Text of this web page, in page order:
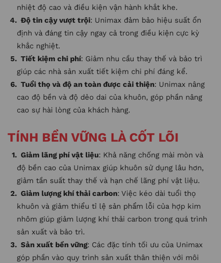
nhiệt độ cao và điều kiện vận hành khắt khe.
Độ tin cậy vượt trội: Unimax đảm bảo hiệu suất ổn
định và đáng tin cậy ngay cả trong điều kiện cực kỳ
khắc nghiệt.
Tiết kiệm chi phí: Giảm nhu cầu thay thế và bảo trì
giúp các nhà sản xuất tiết kiệm chi phí đáng kể.
Tuổi thọ và độ an toàn được cải thiện: Unimax nâng
cao độ bền và độ dẻo dai của khuôn, góp phần nâng
cao sự hài lòng của khách hàng.
TÍNH BỀN VỮNG LÀ CỐT LÕI
Giảm lãng phí vật liệu: Khả năng chống mài mòn và
độ bền cao của Unimax giúp khuôn sử dụng lâu hơn,
giảm tần suất thay thế và hạn chế lãng phí vật liệu.
Giảm lượng khí thải carbon: Việc kéo dài tuổi thọ
khuôn và giảm thiểu tỉ lệ sản phẩm lỗi của hợp kim
nhôm giúp giảm lượng khí thải carbon trong quá trình
sản xuất và bảo trì.
Sản xuất bền vững: Các đặc tính tối ưu của Unimax
góp phần vào quy trình sản xuất thân thiện với môi